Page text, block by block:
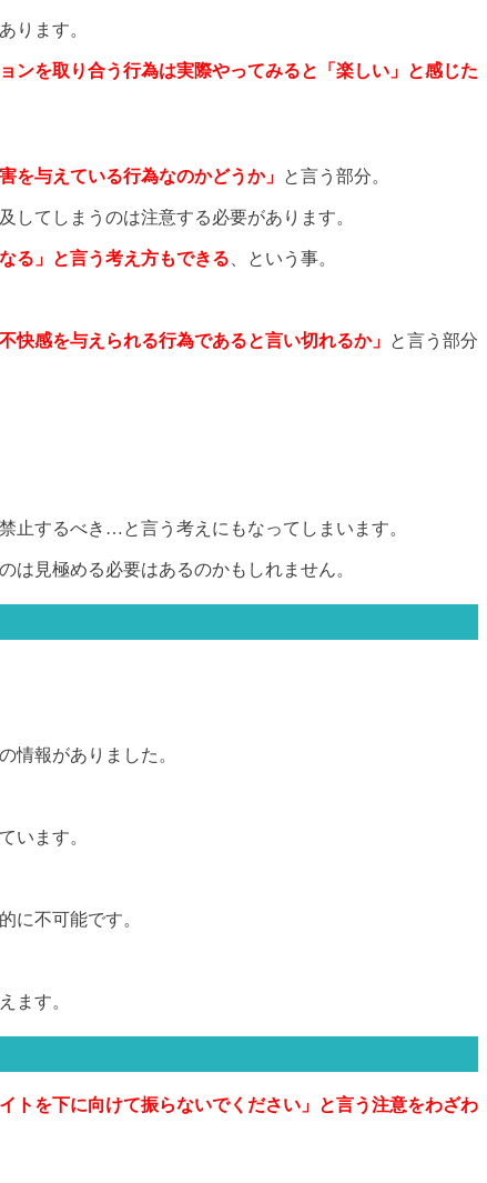
ります。
ンを取り合う行為は実際やってみると「楽しい」と感じた
を与えている行為なのかどうか」 と言う部分。
してしまうのは注意する必要があります。
る」と言う考え方もできる 、という事。
快感を与えられる行為であると言い切れるか」 と言う部分
止するべき…と言う考えにもなってしまいます。
見極める必要はあるのかもしれません。
情報がありました。
います。
に不可能です。
ます。
トを下に向けて振らないでください」と言う注意をわざわ